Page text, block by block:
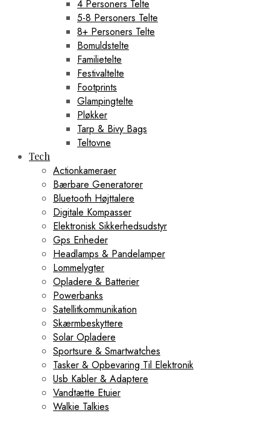
4 Personers Telte
5-8 Personers Telte
8+ Personers Telte
Bomuldstelte
Familietelte
Festivaltelte
Footprints
Glampingtelte
Pløkker
Tarp & Bivy Bags
Teltovne
Tech
Actionkameraer
Bærbare Generatorer
Bluetooth Højttalere
Digitale Kompasser
Elektronisk Sikkerhedsudstyr
Gps Enheder
Headlamps & Pandelamper
Lommelygter
Opladere & Batterier
Powerbanks
Satellitkommunikation
Skærmbeskyttere
Solar Opladere
Sportsure & Smartwatches
Tasker & Opbevaring Til Elektronik
Usb Kabler & Adaptere
Vandtætte Etuier
Walkie Talkies